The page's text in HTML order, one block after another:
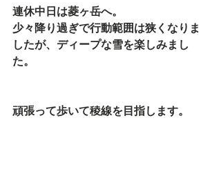
連休中日は菱ヶ岳へ。
少々降り過ぎで行動範囲は狭くなりま
したが、ディープな雪を楽しみまし
た。
頑張って歩いて稜線を目指します。